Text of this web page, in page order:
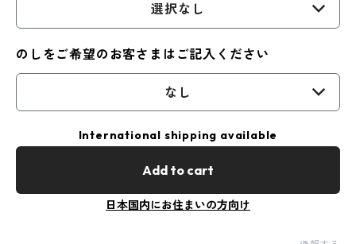
選択なし
のしをご希望のお客さまはご記入ください
なし
International shipping available
Add to cart
日本国内にお住まいの方向け